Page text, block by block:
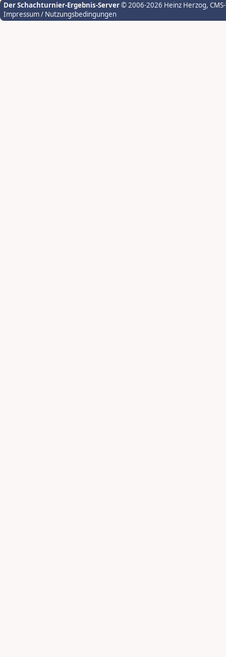
Der Schachturnier-Ergebnis-Server© 2006-2026 Heinz Herzog,
Impressum / Nutzungsbedingungen